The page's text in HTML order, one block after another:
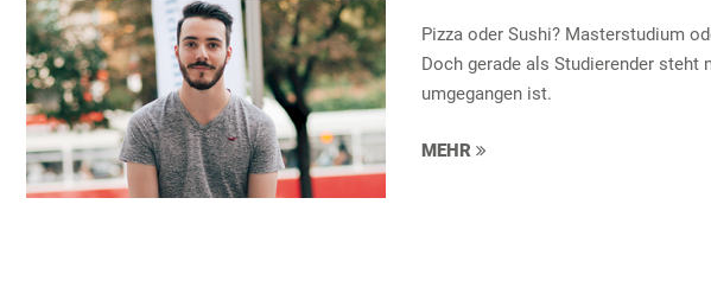
Pizza oder Sushi? Masterstudium
Doch gerade als Studierender steht
umgegangen ist.
MEHR